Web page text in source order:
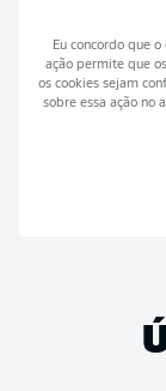
Eu concordo que
ação permite que
os cookies sejam
sobre essa ação no